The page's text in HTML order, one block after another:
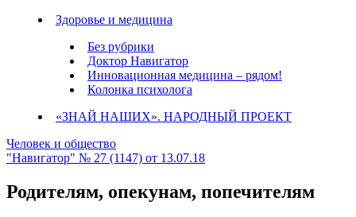
Здоровье и медицина
Без рубрики
Доктор Навигатор
Инновационная медицина – рядом!
Колонка психолога
«ЗНАЙ НАШИХ». НАРОДНЫЙ ПРОЕКТ
Человек и общество
"Навигатор" № 27 (1147) от 13.07.18
Родителям, опекунам, попечителям